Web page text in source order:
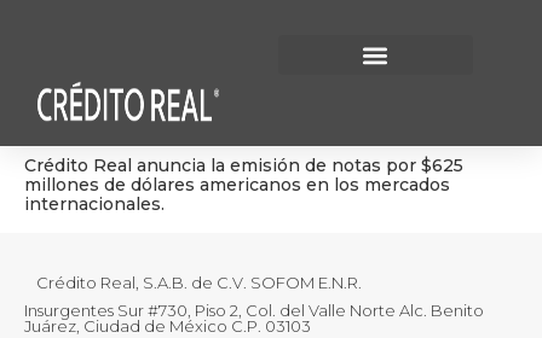
Crédito Real anuncia la emisión de notas por $625
millones de dólares americanos en los mercados
internacionales.
Crédito Real, S.A.B. de C.V. SOFOM E.N.R.
Insurgentes Sur #730, Piso 2, Col. del Valle Norte Alc. Benito
Juárez, Ciudad de México C.P. 03103